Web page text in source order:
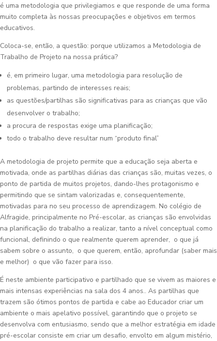
é uma metodologia que privilegiamos e que responde de uma forma
muito completa às nossas preocupações e objetivos em termos
educativos.
Coloca-se, então, a questão: porque utilizamos a Metodologia de
Trabalho de Projeto na nossa prática?
é, em primeiro lugar, uma metodologia para resolução de
problemas, partindo de interesses reais;
as questões/partilhas são significativas para as crianças que vão
desenvolver o trabalho;
a procura de respostas exige uma planificação;
todo o trabalho deve resultar num “produto final”
A metodologia de projeto permite que a educação seja aberta e
motivada, onde as partilhas diárias das crianças são, muitas vezes, o
ponto de partida de muitos projetos, dando-lhes protagonismo e
permitindo que se sintam valorizadas e, consequentemente,
motivadas para no seu processo de aprendizagem. No colégio de
Alfragide, principalmente no Pré-escolar, as crianças são envolvidas
na planificação do trabalho a realizar, tanto a nível conceptual como
funcional, definindo o que realmente querem aprender, o que já
sabem sobre o assunto, o que querem, então, aprofundar (saber mais
e melhor) o que vão fazer para isso.
É neste ambiente participativo e partilhado que se vivem as maiores e
mais intensas experiências na sala dos 4 anos.. As partilhas que
trazem são ótimos pontos de partida e cabe ao Educador criar um
ambiente o mais apelativo possível, garantindo que o projeto se
desenvolva com entusiasmo, sendo que a melhor estratégia em idade
pré-escolar consiste em criar um desafio, envolto em algum mistério,